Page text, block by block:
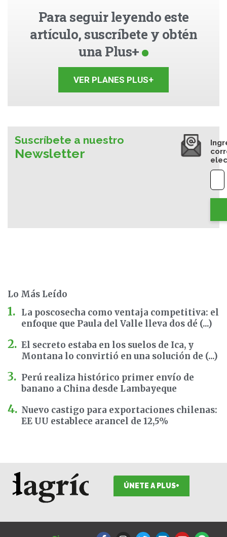
Para seguir leyendo este
artículo, suscríbete y obtén
una Plus+
VER PLANES PLUS+
Suscríbete a nuestro
Newsletter
Lo Más Leído
La poscosecha como ventaja competitiva: el
enfoque que Paula del Valle lleva dos dé (...)
El secreto estaba en los suelos de Ica, y
Montana lo convirtió en una solución de (...)
Perú realiza histórico primer envío de
banano a China desde Lambayeque
Nuevo castigo para exportaciones chilenas:
EE UU establece arancel de 12,5%
ÚNETE A PLUS+